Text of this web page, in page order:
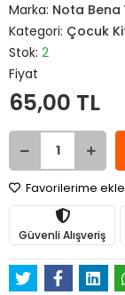
Marka: Nota Bena
Kategori: Çocuk
Stok: 2
Fiyat
65,00 TL
Favorilerime ekle
Güvenli Alışveriş